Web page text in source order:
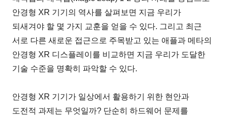
안경형 XR 기기의 역사를 살펴보면 지금 우리가
되새겨야 할 몇 가지 교훈을 얻을 수 있다. 그리고 최근
서로 다른 새로운 접근으로 주목받고 있는 애플과 메타의
안경형 XR 디스플레이를 비교하면 지금 우리가 도달한
기술 수준을 명확히 파악할 수 있다.
안경형 XR 기기가 일상에서 활용하기 위한 현안과
도전적 과제는 무엇일까? 단순히 하드웨어 문제를